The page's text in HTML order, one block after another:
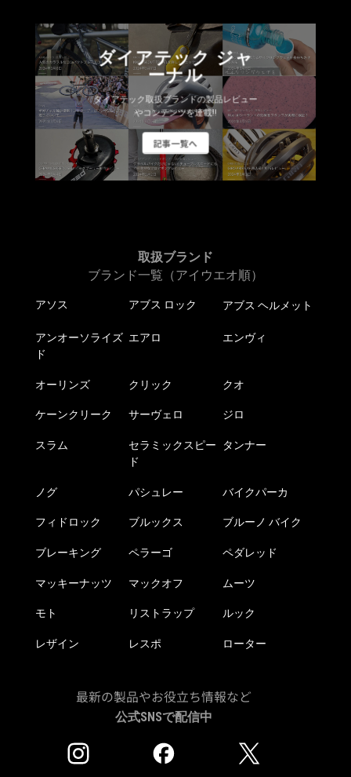
ダイアテック ジャ
ーナル
ダイアテック取扱ブランドの製品レビュー
やコンテンツを連載!!
記事一覧へ
取扱ブランド
ブランド一覧（アイウエオ順）
アソス アブス ロック アブス ヘルメット
アンオーソライズ
ド
エアロ エンヴィ
オーリンズ クリック クオ
ケーンクリーク サーヴェロ ジロ
スラム
セラミックスピー
ド
タンナー
ノグ パシュレー バイクパーカ
フィドロック ブルックス ブルーノ バイク
ブレーキング ペラーゴ ペダレッド
マッキーナッツ マックオフ ムーツ
モト リストラップ ルック
レザイン レスポ ローター
最新の製品やお役立ち情報など
公式SNSで配信中